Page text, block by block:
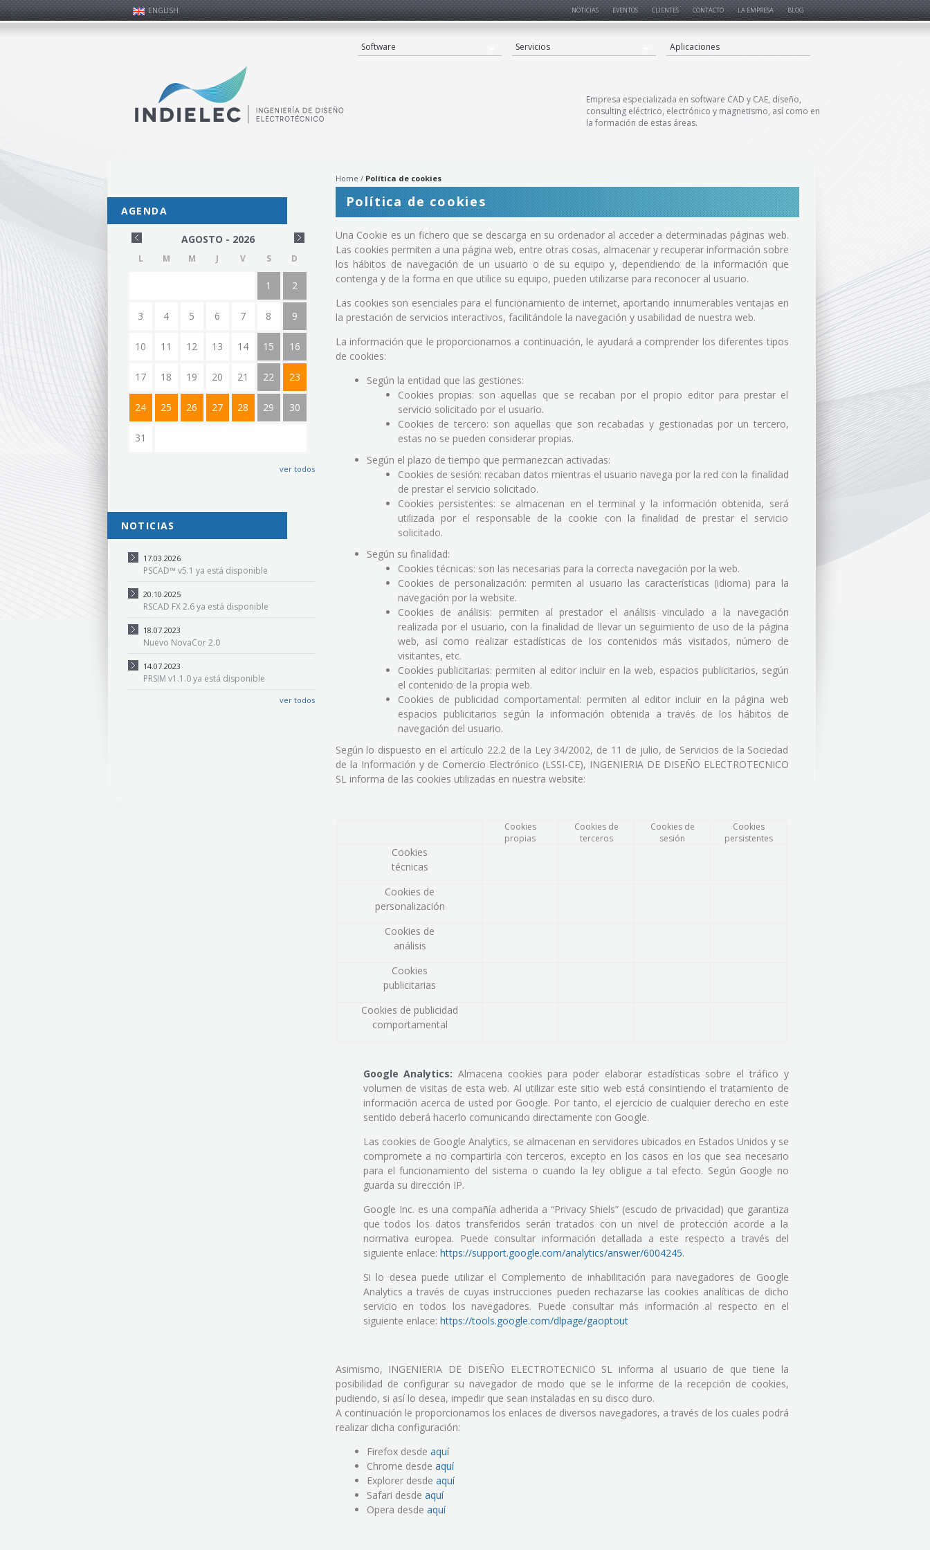
ENGLISH
Empresa especializada en software CAD y CAE, diseño,
consulting eléctrico, electrónico y magnetismo, así como en
la formación de estas áreas.
NOTICIAS EVENTOS CLIENTES CONTACTO LA EMPRESA BLOG
Software Servicios Aplicaciones
AGENDA
AGOSTO - 2026 »
L M M J V S D
1 2
3 4 5 6 7 8 9
10 11 12 13 14 15 16
17 18 19 20 21 22 23
24 25 26 27 28 29 30
31
ver todos
NOTICIAS
17.03.2026
PSCAD™ v5.1 ya está disponible
20.10.2025
RSCAD FX 2.6 ya está disponible
18.07.2023
Nuevo NovaCor 2.0
14.07.2023
PRSIM v1.1.0 ya está disponible
ver todos
Home Política de cookies
Política de cookies
Una Cookie es un fichero que se descarga en su ordenador al acceder a determinadas páginas web.
Las cookies permiten a una página web, entre otras cosas, almacenar y recuperar información sobre
los hábitos de navegación de un usuario o de su equipo y, dependiendo de la información que
contenga y de la forma en que utilice su equipo, pueden utilizarse para reconocer al usuario.
Las cookies son esenciales para el funcionamiento de internet, aportando innumerables ventajas en
la prestación de servicios interactivos, facilitándole la navegación y usabilidad de nuestra web.
La información que le proporcionamos a continuación, le ayudará a comprender los diferentes tipos
de cookies:
Según la entidad que las gestiones:
Cookies propias: son aquellas que se recaban por el propio editor para prestar el
servicio solicitado por el usuario.
Cookies de tercero: son aquellas que son recabadas y gestionadas por un tercero,
estas no se pueden considerar propias.
Según el plazo de tiempo que permanezcan activadas:
Cookies de sesión: recaban datos mientras el usuario navega por la red con la finalidad
de prestar el servicio solicitado.
Cookies persistentes: se almacenan en el terminal y la información obtenida, será
utilizada por el responsable de la cookie con la finalidad de prestar el servicio
solicitado.
Según su finalidad:
Cookies técnicas: son las necesarias para la correcta navegación por la web.
Cookies de personalización: permiten al usuario las características (idioma) para la
navegación por la website.
Cookies de análisis: permiten al prestador el análisis vinculado a la navegación
realizada por el usuario, con la finalidad de llevar un seguimiento de uso de la página
web, así como realizar estadísticas de los contenidos más visitados, número de
visitantes, etc.
Cookies publicitarias: permiten al editor incluir en la web, espacios publicitarios, según
el contenido de la propia web.
Cookies de publicidad comportamental: permiten al editor incluir en la página web
espacios publicitarios según la información obtenida a través de los hábitos de
navegación del usuario.
Según lo dispuesto en el artículo 22.2 de la Ley 34/2002, de 11 de julio, de Servicios de la Sociedad
de la Información y de Comercio Electrónico (LSSI-CE), INGENIERIA DE DISEÑO ELECTROTECNICO
SL informa de las cookies utilizadas en nuestra website:
Cookies
propias
Cookies de
terceros
Cookies de
sesión
Cookies
persistentes
Cookies
técnicas
Cookies de
personalización
Cookies de
análisis
Cookies
publicitarias
Cookies de publicidad
comportamental
Google Analytics: Almacena cookies para poder elaborar estadísticas sobre el tráfico y
volumen de visitas de esta web. Al utilizar este sitio web está consintiendo el tratamiento de
información acerca de usted por Google. Por tanto, el ejercicio de cualquier derecho en este
sentido deberá hacerlo comunicando directamente con Google.
Las cookies de Google Analytics, se almacenan en servidores ubicados en Estados Unidos y se
compromete a no compartirla con terceros, excepto en los casos en los que sea necesario
para el funcionamiento del sistema o cuando la ley obligue a tal efecto. Según Google no
guarda su dirección IP.
Google Inc. es una compañía adherida a “Privacy Shiels” (escudo de privacidad) que garantiza
que todos los datos transferidos serán tratados con un nivel de protección acorde a la
normativa europea. Puede consultar información detallada a este respecto a través del
siguiente enlace: https://support.google.com/analytics/answer/6004245.
Si lo desea puede utilizar el Complemento de inhabilitación para navegadores de Google
Analytics a través de cuyas instrucciones pueden rechazarse las cookies analíticas de dicho
servicio en todos los navegadores. Puede consultar más información al respecto en el
siguiente enlace: https://tools.google.com/dlpage/gaoptout
Asimismo, INGENIERIA DE DISEÑO ELECTROTECNICO SL informa al usuario de que tiene la
posibilidad de configurar su navegador de modo que se le informe de la recepción de cookies,
pudiendo, si así lo desea, impedir que sean instaladas en su disco duro.
A continuación le proporcionamos los enlaces de diversos navegadores, a través de los cuales podrá
realizar dicha configuración:
Firefox desde aquí
Chrome desde aquí
Explorer desde aquí
Safari desde aquí
Opera desde aquí